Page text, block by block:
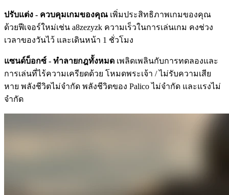
ปรับแต่ง - ควบคุมเกมของคุณ เพิ่มประสิทธิภาพเกมของคุณ
ด้วยฟีเจอร์ใหม่เช่น a8zezyzk ความเร็วในการเล่นเกม คงช่วง
เวลาของวันไว้ และเดินหน้า 1 ชั่วโมง
แซนด์บ็อกซ์ - ทำลายกฎทั้งหมด เพลิดเพลินกับการทดลองและ
การเล่นที่ไร้ความเครียดด้วย โหมดพระเจ้า / ไม่รับความเสีย
หาย พลังชีวิตไม่จำกัด พลังชีวิตของ Palico ไม่จำกัด และแรงไม่
จำกัด